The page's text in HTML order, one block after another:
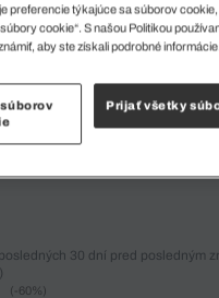
30 dní pred posledným
(-60%)
preferencie týkajúce sa súborov
cookie“. S našou Politikou
aby ste získali podrobné informácie.
Prijať všetky